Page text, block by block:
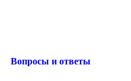
Вопросы и ответы